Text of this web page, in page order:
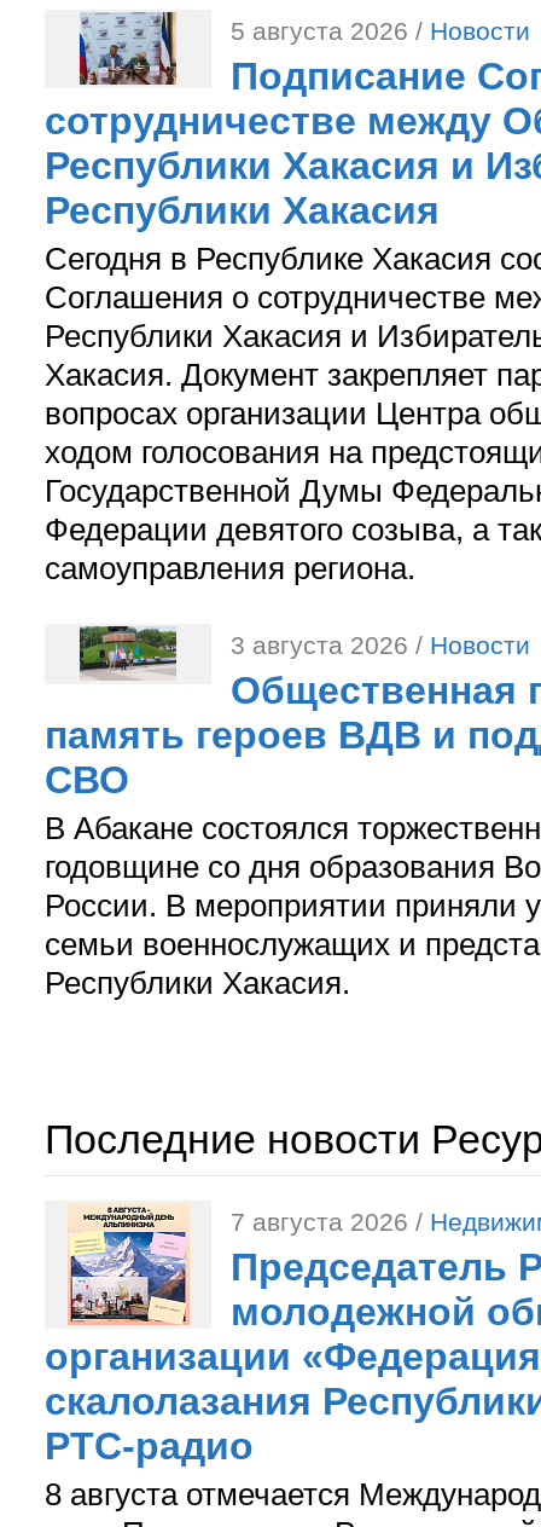
5 августа 2026 / Новости
Подписание
сотрудничестве между
Республики Хакасия и
Республики Хакасия
Сегодня в Республике Хакасия
Соглашения о сотрудничестве
Республики Хакасия и
Хакасия. Документ закрепляет
вопросах организации Центра
ходом голосования на
Государственной Думы
Федерации девятого созыва, а
самоуправления региона.
3 августа 2026 / Новости
Общественная
память героев ВДВ и
СВО
В Абакане состоялся
годовщине со дня образования
России. В мероприятии приняли
семьи военнослужащих и
Республики Хакасия.
Последние новости
7 августа 2026 /
Председатель
молодежной
организации
скалолазания
РТС-радио
8 августа отмечается